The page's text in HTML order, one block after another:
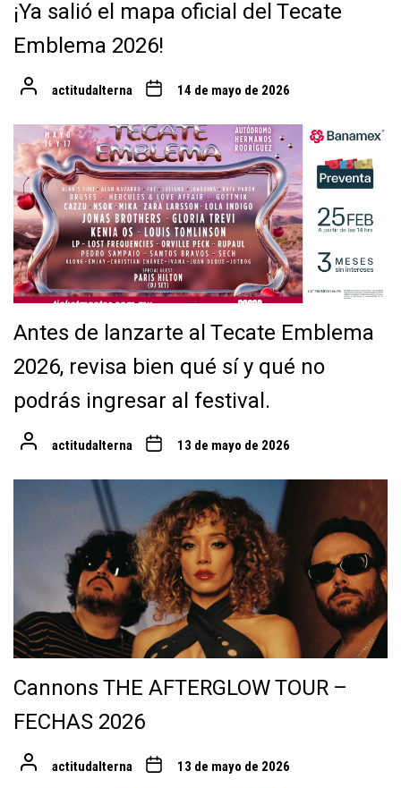
¡Ya salió el mapa oficial del Tecate
Emblema 2026!
actitudalterna 14 de mayo de 2026
Antes de lanzarte al Tecate Emblema
2026, revisa bien qué sí y qué no
podrás ingresar al festival.
actitudalterna 13 de mayo de 2026
Cannons THE AFTERGLOW TOUR –
FECHAS 2026
actitudalterna 13 de mayo de 2026